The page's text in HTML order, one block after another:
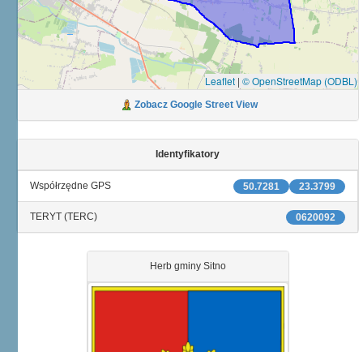
Leaflet | © OpenStreetMap (ODBL)
Zobacz Google Street View
Identyfikatory
23.3799
50.7281
Współrzędne GPS
TERYT (TERC) 0620092
Herb gminy Sitno